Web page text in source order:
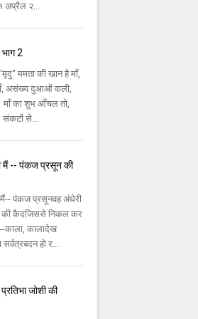
अप्रैल २...
भाग 2
ममता की खान है माँ,
असंख्य दुआओं वाली,
माँ का शुभ आँचल तो,
संकटों से...
मैं -- पंकज प्रसून की
पंकज प्रसूनवह अंधेरी
की कैदजिससे निकल कर
काला, कालादेख
हो र...
जोशी की